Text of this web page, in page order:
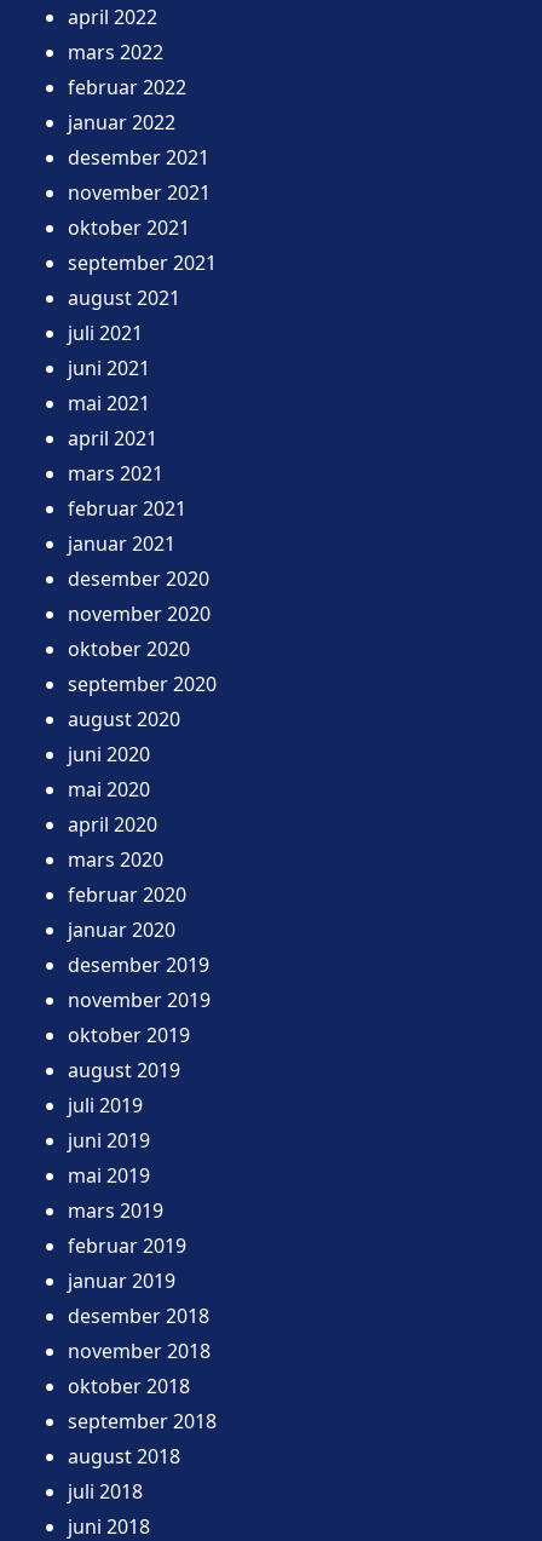
april 2022
mars 2022
februar 2022
januar 2022
desember 2021
november 2021
oktober 2021
september 2021
august 2021
juli 2021
juni 2021
mai 2021
april 2021
mars 2021
februar 2021
januar 2021
desember 2020
november 2020
oktober 2020
september 2020
august 2020
juni 2020
mai 2020
april 2020
mars 2020
februar 2020
januar 2020
desember 2019
november 2019
oktober 2019
august 2019
juli 2019
juni 2019
mai 2019
mars 2019
februar 2019
januar 2019
desember 2018
november 2018
oktober 2018
september 2018
august 2018
juli 2018
juni 2018